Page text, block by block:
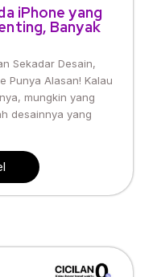
iPhone yang
Banyak
Sekadar Desain,
Punya Alasan! Kalau
mungkin yang
desainnya yang